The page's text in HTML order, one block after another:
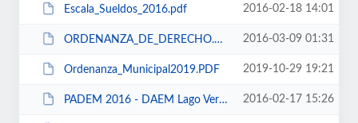
Escala_Sueldos_2016.pdf 2016-02-18 14:01
ORDENANZA_DE_DERECHO.PDF 2016-03-09 01:31
Ordenanza_Municipal2019.PDF 2019-10-29 19:21
PADEM 2016 - DAEM Lago Verde.pdf 2016-02-17 15:26